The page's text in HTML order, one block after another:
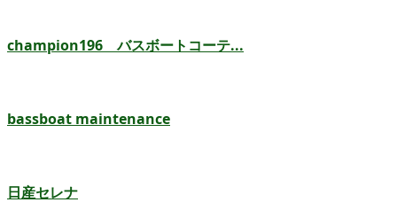
champion196 バスボートコーテ...
bassboat maintenance
日産セレナ